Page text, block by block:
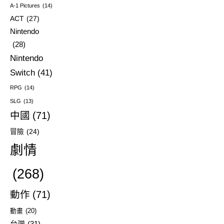
A-1 Pictures (14)
ACT (27)
Nintendo
(28)
Nintendo
Switch (41)
RPG (14)
SLG (13)
中國 (71)
冒險 (24)
劇情
(268)
動作 (71)
動畫 (20)